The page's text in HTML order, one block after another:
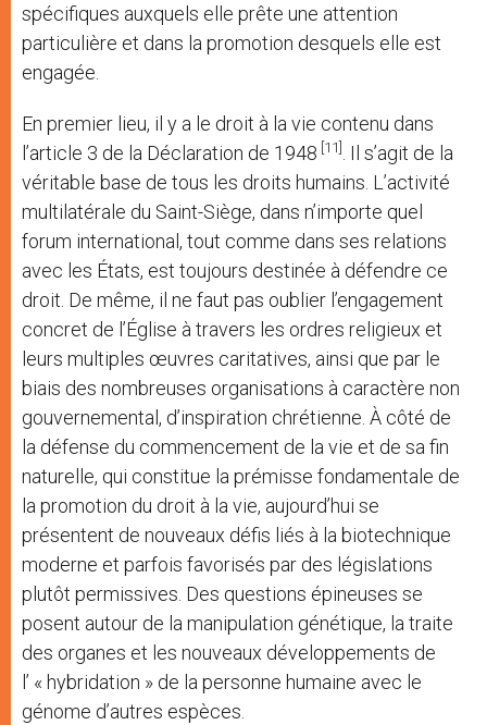
spécifiques auxquels elle prête une attention
particulière et dans la promotion desquels elle est
engagée.
En premier lieu, il y a le droit à la vie contenu dans
l’article 3 de la Déclaration de 1948 [11]
. Il s’agit de la
véritable base de tous les droits humains. L’activité
multilatérale du Saint-Siège, dans n’importe quel
forum international, tout comme dans ses relations
avec les États, est toujours destinée à défendre ce
droit. De même, il ne faut pas oublier l’engagement
concret de l’Église à travers les ordres religieux et
leurs multiples œuvres caritatives, ainsi que par le
biais des nombreuses organisations à caractère non
gouvernemental, d’inspiration chrétienne. À côté de
la défense du commencement de la vie et de sa fin
naturelle, qui constitue la prémisse fondamentale de
la promotion du droit à la vie, aujourd’hui se
présentent de nouveaux défis liés à la biotechnique
moderne et parfois favorisés par des législations
plutôt permissives. Des questions épineuses se
posent autour de la manipulation génétique, la traite
des organes et les nouveaux développements de
l’ « hybridation » de la personne humaine avec le
génome d’autres espèces.